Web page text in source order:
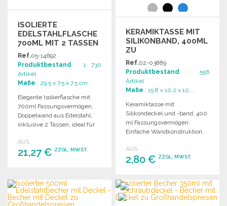
ISOLIERTE
EDELSTAHLFLASCHE
700ML MIT 2 TASSEN
Ref.05-14692
Produktbestand : 1 730
Artikel
Maße : 29.5 x 7.5 x 7.5 cm
Elegante Isolierflasche mit
700ml Fassungsvermögen,
Doppelwand aus Edelstahl,
inklusive 2 Tassen, ideal für
AUS
21,27 € ZZGL. MWST.
Angebot anfordern
KERAMIKTASSE MIT
SILIKONBAND, 400ML
ZU
GROSSHANDELSPREISEN
Ref.02-03889
Produktbestand : 556
Artikel
Maße : 15.8 x 10.2 x 10....
Keramiktasse mit
Silikondeckel und -band, 400
ml Fassungsvermögen.
Einfache Wandkonstruktion,
AUS
2,80 € ZZGL. MWST.
BESTELLEN
Angebot anfordern